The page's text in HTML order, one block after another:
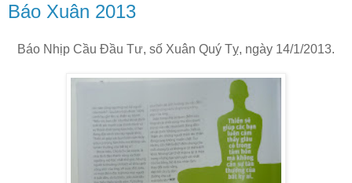
Báo Xuân 2013
Báo Nhịp Cầu Đầu Tư, số Xuân Quý Tỵ, ngày 14/1/2013.